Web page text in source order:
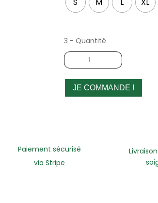
3 - Quantité
quantité
de
sans
manches
JE COMMANDE !
Paiement sécurisé
via Stripe